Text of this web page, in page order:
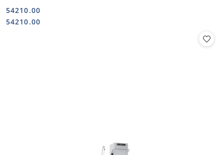
Cena:
54210.00
Cena:
54210.00